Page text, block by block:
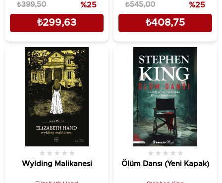
₺299,63
₺399,50 %25
₺408,75
₺545,00 %25
Wylding Malikanesi
★ ★ ★ ★ ★
Ölüm Dansı (Yeni Kapak)
★ ★ ★ ★ ★